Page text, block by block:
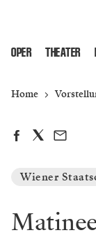
OPER THEATER
Home
Wiener